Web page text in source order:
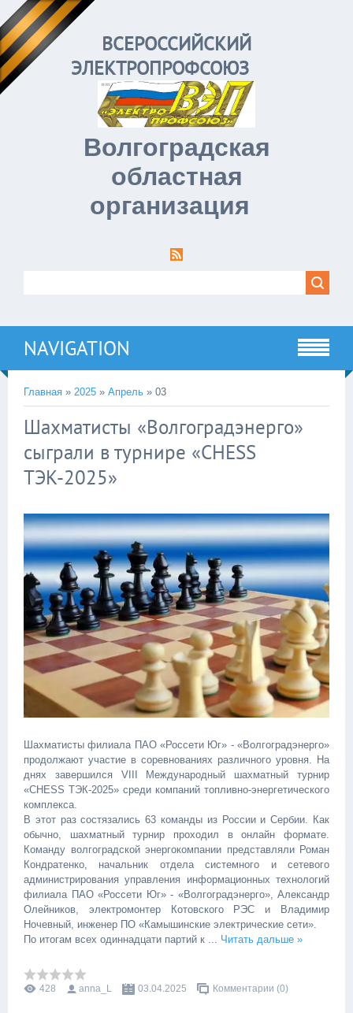
ВСЕРОССИЙСКИЙ
ЭЛЕКТРОПРОФСОЮЗ
Волгоградская
областная
организация
NAVIGATION
Главная » 2025 » Апрель » 03
Шахматисты «Волгоградэнерго»
сыграли в турнире «CHESS
ТЭК-2025»
Шахматисты филиала ПАО «Россети Юг» - «Волгоградэнерго»
продолжают участие в соревнованиях различного уровня. На
днях завершился VIII Международный шахматный турнир
«CHESS ТЭК-2025» среди компаний топливно-энергетического
комплекса.
В этот раз состязались 63 команды из России и Сербии. Как
обычно, шахматный турнир проходил в онлайн формате.
Команду волгоградской энергокомпании представляли Роман
Кондратенко, начальник отдела системного и сетевого
администрирования управления информационных технологий
филиала ПАО «Россети Юг» - «Волгоградэнерго», Александр
Олейников, электромонтер Котовского РЭС и Владимир
Ночевный, инженер ПО «Камышинские электрические сети».
По итогам всех одиннадцати партий к
Читать дальше »
428 anna_L 03.04.2025 Комментарии (0)